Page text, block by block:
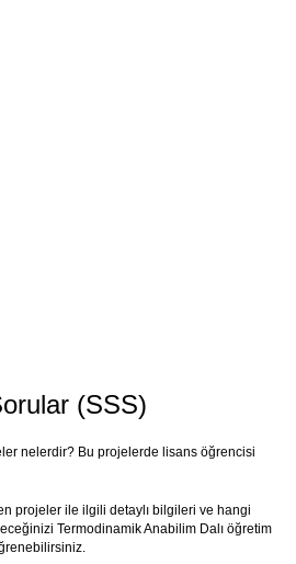
(SSS)
nelerdir? Bu projelerde lisans öğrencisi
projeler ile ilgili detaylı bilgileri ve hangi
Termodinamik Anabilim Dalı öğretim